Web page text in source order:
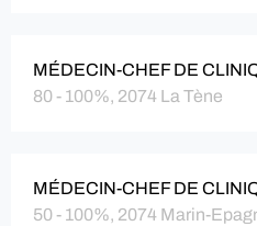
MÉDECIN-CHEF DE
80 - 100%, 2074 La Tène
MÉDECIN-CHEF DE
50 - 100%, 2074 Marin-